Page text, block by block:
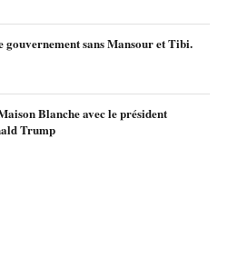
gouvernement sans Mansour et Tibi.
Blanche avec le président
Trump